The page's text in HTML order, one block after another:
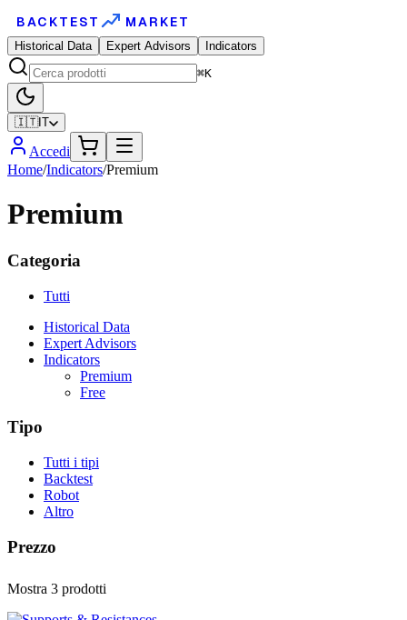
BACKTEST MARKET
Historical Data Expert Advisors
Indicators
⌘K
🇮🇹IT
Accedi
Home/Indicators/Premium
Premium
Categoria
Tutti
Historical Data
Expert Advisors
Indicators
Premium
Free
Tipo
Tutti i tipi
Backtest
Robot
Altro
Prezzo
Mostra 3 prodotti